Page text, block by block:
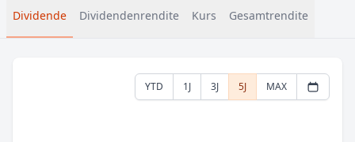
Dividende Dividendenrendite Kurs Gesamtrendite
YTD 1J 3J 5J MAX